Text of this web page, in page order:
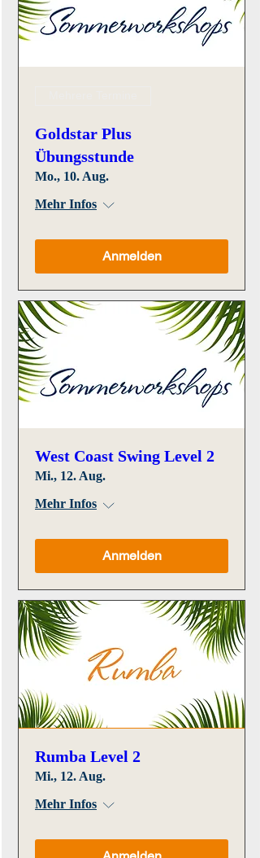
Goldstar Plus
Übungsstunde
Mo., 10. Aug.
Mehr Infos
Anmelden
West Coast Swing Level 2
Mi., 12. Aug.
Mehr Infos
Anmelden
Rumba Level 2
Mi., 12. Aug.
Mehr Infos